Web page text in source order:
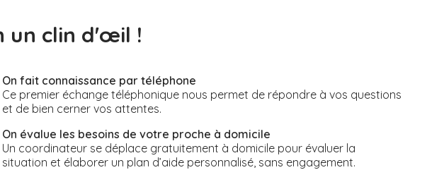
un clin d'œil !
On fait connaissance par téléphone
Ce premier échange téléphonique nous permet de répondre à vos questions
et de bien cerner vos attentes.
On évalue les besoins de votre proche à domicile
Un coordinateur se déplace gratuitement à domicile pour évaluer la
situation et élaborer un plan d’aide personnalisé, sans engagement.